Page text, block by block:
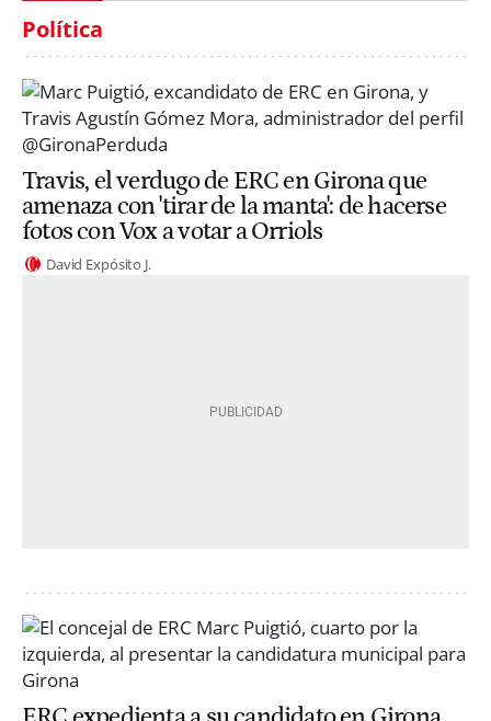
Política
Travis, el verdugo de ERC en Girona que
amenaza con 'tirar de la manta': de hacerse
fotos con Vox a votar a Orriols
David Expósito J.